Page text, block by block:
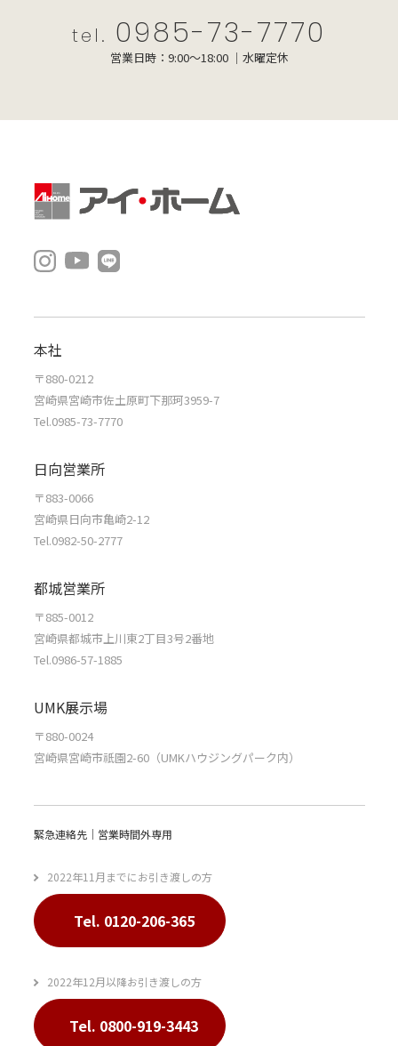
tel. 0985-73-7770
営業日時：9:00～18:00 ｜水曜定休
本社
〒880-0212
宮崎県宮崎市佐土原町下那珂3959-7
Tel.0985-73-7770
日向営業所
〒883-0066
宮崎県日向市亀崎2-12
Tel.0982-50-2777
都城営業所
〒885-0012
宮崎県都城市上川東2丁目3号2番地
Tel.0986-57-1885
UMK展示場
〒880-0024
宮崎県宮崎市祇園2-60（UMKハウジングパーク内）
緊急連絡先｜営業時間外専用
2022年11月までにお引き渡しの方
Tel. 0120-206-365
2022年12月以降お引き渡しの方
Tel. 0800-919-3443